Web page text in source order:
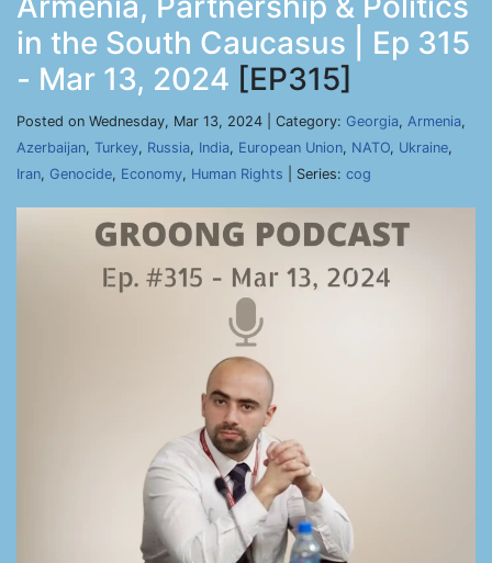
in the South Caucasus | Ep 315
- Mar 13, 2024 [EP315]
Posted on Wednesday, Mar 13, 2024 | Category: Georgia, Armenia,
Azerbaijan, Turkey, Russia, India, European Union, NATO, Ukraine,
Iran, Genocide, Economy, Human Rights | Series: cog